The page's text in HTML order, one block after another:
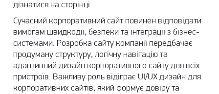
дізнатися на сторінці
Сучасний корпоративний сайт повинен відповідати
вимогам швидкодії, безпеки та інтеграції з бізнес-
системами. Розробка сайту компанії передбачає
продуману структуру, логічну навігацію та
адаптивний дизайн корпоративного сайту для всіх
пристроїв. Важливу роль відіграє UI/UX дизайн для
корпоративних сайтів, який формує довіру та